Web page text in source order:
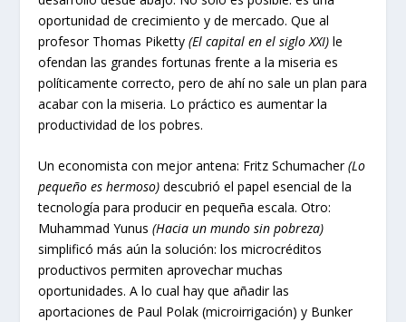
oportunidad de crecimiento y de mercado. Que al
profesor Thomas Piketty (El capital en el siglo XXI) le
ofendan las grandes fortunas frente a la miseria es
políticamente correcto, pero de ahí no sale un plan para
acabar con la miseria. Lo práctico es aumentar la
productividad de los pobres.
Un economista con mejor antena: Fritz Schumacher(Lo
pequeño es hermoso) descubrió el papel esencial de la
tecnología para producir en pequeña escala. Otro:
Muhammad Yunus(Hacia un mundo sin pobreza)
simplificó más aún la solución: los microcréditos
productivos permiten aprovechar muchas
oportunidades. A lo cual hay que añadir las
aportaciones de Paul Polak (microirrigación) y Bunker